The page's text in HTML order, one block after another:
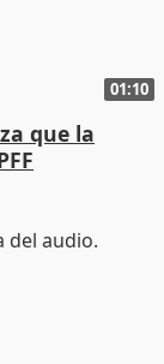
01:10
que la